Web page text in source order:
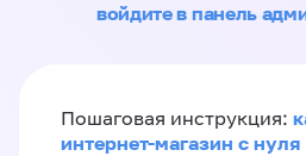
войдите в панель
Пошаговая инструкция:
интернет-магазин с нуля